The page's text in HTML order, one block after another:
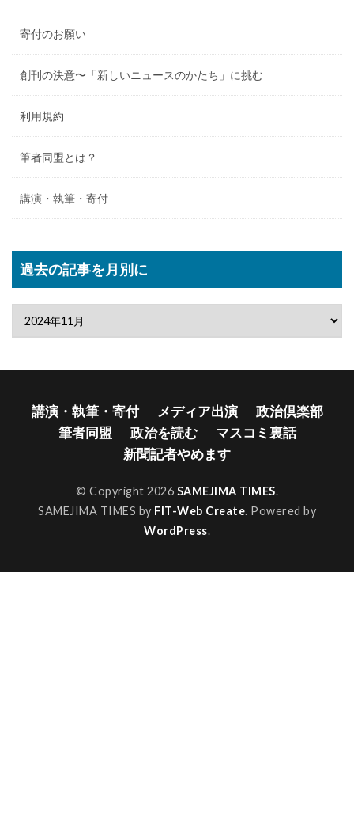
寄付のお願い
創刊の決意〜「新しいニュースのかたち」に挑む
利用規約
筆者同盟とは？
講演・執筆・寄付
過去の記事を月別に
講演・執筆・寄付 メディア出演
政治倶楽部
筆者同盟
政治を読む
マスコミ裏話
新聞記者やめます
© Copyright 2026 SAMEJIMA TIMES.
SAMEJIMA TIMES by FIT-Web Create. Powered by
WordPress.